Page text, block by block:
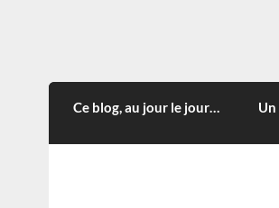
CITOYEN
Ce blog, au jour le jour…